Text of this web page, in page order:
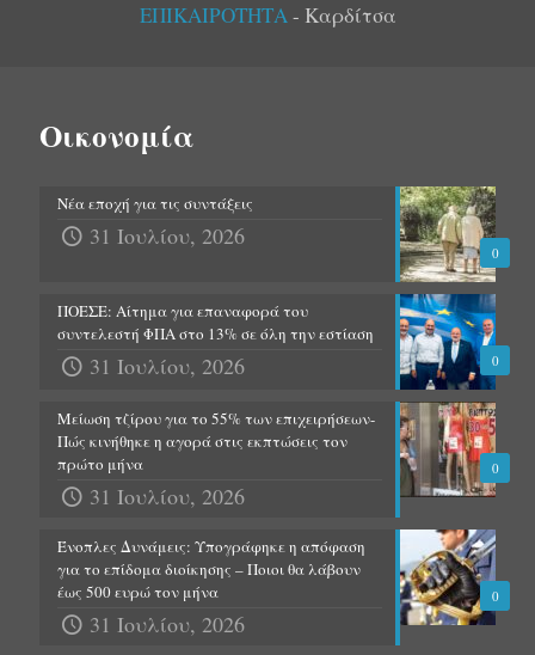
ΕΠΙΚΑΙΡΟΤΗΤΑ- Καρδίτσα
Οικονομία
0
Νέα εποχή για τις συντάξεις
31 Ιουλίου, 2026
0
ΠΟΕΣΕ: Αίτημα για επαναφορά του
συντελεστή ΦΠΑ στο 13% σε όλη την εστίαση
31 Ιουλίου, 2026
0
Μείωση τζίρου για το 55% των επιχειρήσεων-
Πώς κινήθηκε η αγορά στις εκπτώσεις τον
πρώτο μήνα
31 Ιουλίου, 2026
0
Ένοπλες Δυνάμεις: Υπογράφηκε η απόφαση
για το επίδομα διοίκησης – Ποιοι θα λάβουν
έως 500 ευρώ τον μήνα
31 Ιουλίου, 2026